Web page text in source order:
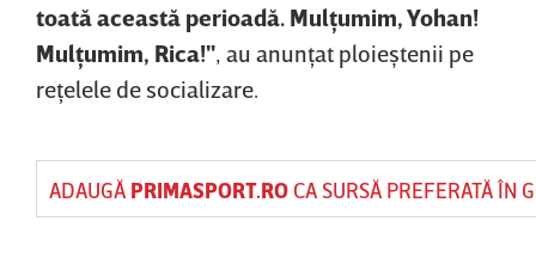
toată această perioadă. Mulţumim, Yohan!
Mulţumim, Rica!" , au anunţat ploieştenii pe
reţelele de socializare.
ADAUGĂ PRIMASPORT.ROCA SURSĂ PREFERATĂ ÎN